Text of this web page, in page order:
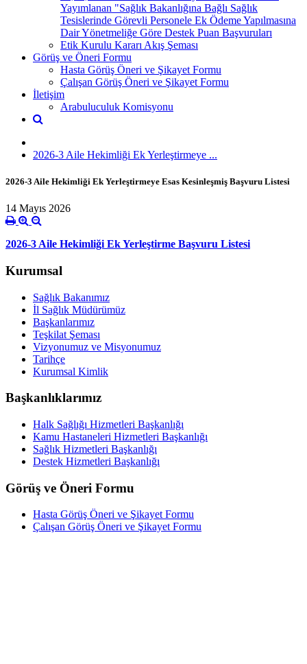
Yayımlanan "Sağlık Bakanlığına Bağlı Sağlık
Tesislerinde Görevli Personele Ek Ödeme Yapılmasına
Dair Yönetmeliğe Göre Destek Puan Başvuruları
Etik Kurulu Kararı Akış Şeması
Görüş ve Öneri Formu
Hasta Görüş Öneri ve Şikayet Formu
Çalışan Görüş Öneri ve Şikayet Formu
İletişim
Arabuluculuk Komisyonu
2026-3 Aile Hekimliği Ek Yerleştirmeye ...
2026-3 Aile Hekimliği Ek Yerleştirmeye Esas Kesinleşmiş Başvuru Listesi
14 Mayıs 2026
2026-3 Aile Hekimliği Ek Yerleştirme Başvuru Listesi
Kurumsal
Sağlık Bakanımız
İl Sağlık Müdürümüz
Başkanlarımız
Teşkilat Şeması
Vizyonumuz ve Misyonumuz
Tarihçe
Kurumsal Kimlik
Başkanlıklarımız
Halk Sağlığı Hizmetleri Başkanlığı
Kamu Hastaneleri Hizmetleri Başkanlığı
Sağlık Hizmetleri Başkanlığı
Destek Hizmetleri Başkanlığı
Görüş ve Öneri Formu
Hasta Görüş Öneri ve Şikayet Formu
Çalışan Görüş Öneri ve Şikayet Formu